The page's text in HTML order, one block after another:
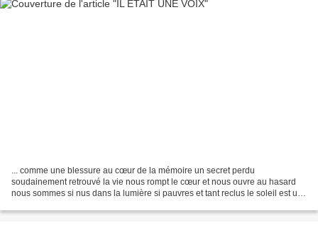
... comme une blessure au cœur de la mémoire un secret perdu
soudainement retrouvé la vie nous rompt le cœur et nous ouvre au hasard
nous sommes si nus dans la lumière si pauvres et tant reclus le soleil est un